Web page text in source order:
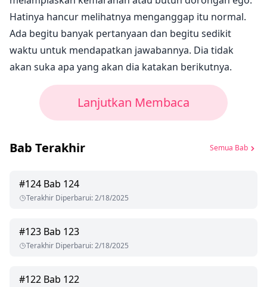
Hatinya hancur melihatnya menganggap itu normal.
Ada begitu banyak pertanyaan dan begitu sedikit
waktu untuk mendapatkan jawabannya. Dia tidak
akan suka apa yang akan dia katakan berikutnya.
Lanjutkan Membaca
Bab Terakhir Semua Bab
#124 Bab 124
Terakhir Diperbarui:2/18/2025
#123 Bab 123
Terakhir Diperbarui:2/18/2025
#122 Bab 122